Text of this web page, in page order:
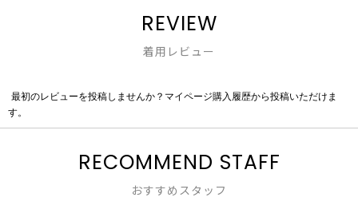
REVIEW
着用レビュー
評
価
最初のレビューを投稿しませんか？マイページ購入履歴から投稿いただけま
す。
RECOMMEND STAFF
おすすめスタッフ